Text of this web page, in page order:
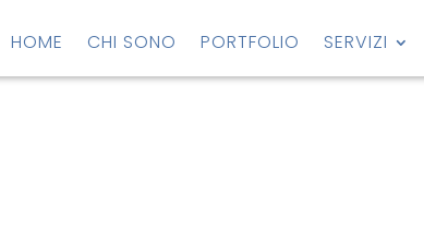
HOME CHI SONO PORTFOLIO SERVIZI